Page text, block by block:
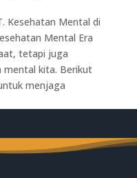
Kesehatan Mental di
Mental Era
tetapi juga
mental kita. Berikut
menjaga